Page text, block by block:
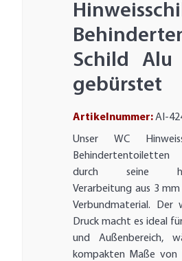
Schild Alu
gebürstet
Artikelnummer:AI-
Unser WC
Behindertentoiletten
durch seine
Verarbeitung aus 3
Verbundmaterial. Der
Druck macht es ideal
und Außenbereich,
kompakten Maße von